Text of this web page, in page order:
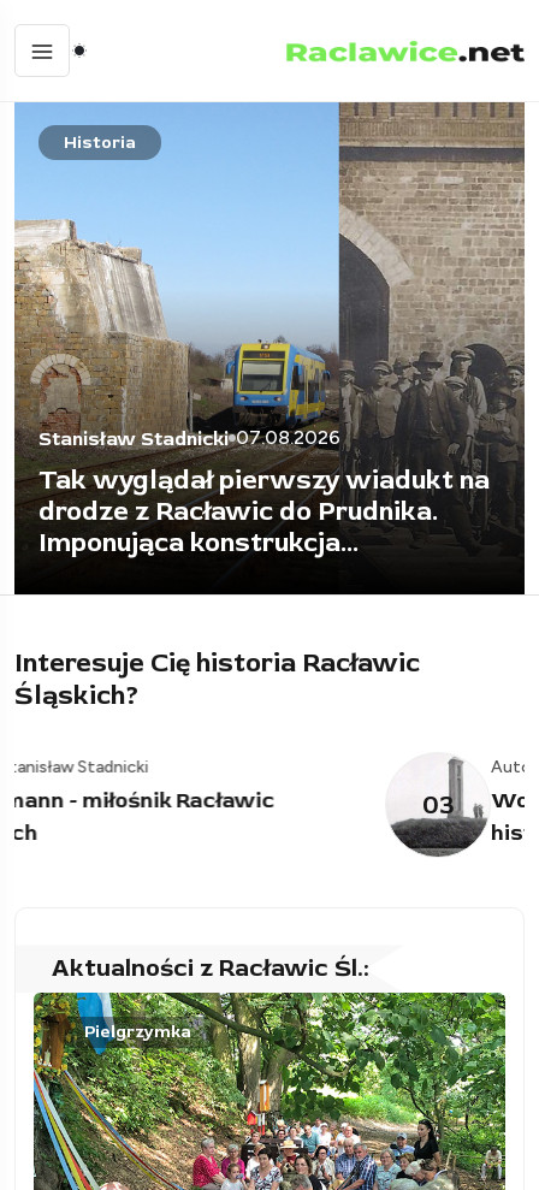
Prasa
Stanisław Stadnicki 07.08.2026
Polecamy lekturę wakacyjnego
numeru Życia Głogówka, wiele
ważnych informacji dla Racławic...
Interesuje Cię historia Racławic
Śląskich?
03
Autor: Stanisław Stadnicki
Wojna trzydziestoletnia i prawdziwa
Aktualności z Racławic Śl.:
Pielgrzymka